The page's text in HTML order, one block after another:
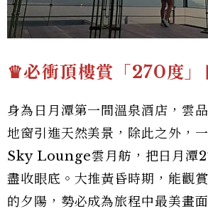
♛必衝頂樓賞「270度」
身為日月潭第一間溫泉酒店，雲
地窗引進天然美景，除此之外，
Sky Lounge雲月舫，把日月潭
盡收眼底。大推黃昏時期，能觀
的夕陽，勢必成為旅程中最美畫